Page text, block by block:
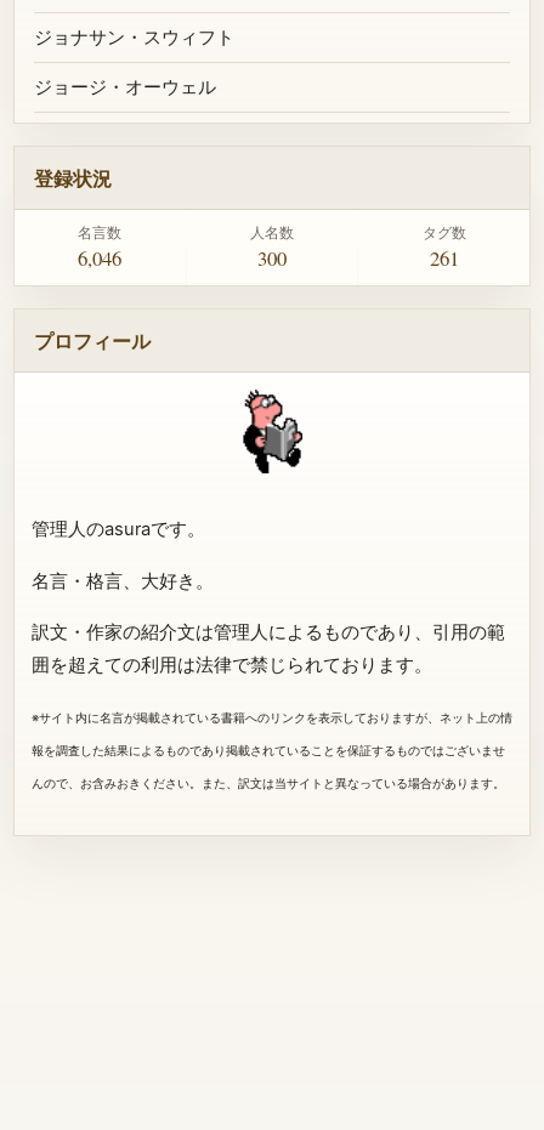
ジョナサン・スウィフト
ジョージ・オーウェル
登録状況
名言数
6,046
人名数
300
タグ数
261
プロフィール
管理人のasuraです。
名言・格言、大好き。
訳文・作家の紹介文は管理人によるものであり、引用の範
囲を超えての利用は法律で禁じられております。
※サイト内に名言が掲載されている書籍へのリンクを表示しておりますが、ネット上の情
報を調査した結果によるものであり掲載されていることを保証するものではございませ
んので、お含みおきください。また、訳文は当サイトと異なっている場合があります。